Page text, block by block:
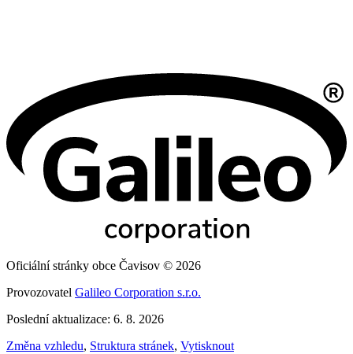
Oficiální stránky obce Čavisov © 2026
Provozovatel Galileo Corporation s.r.o.
Poslední aktualizace: 6. 8. 2026
Změna vzhledu, Struktura stránek, Vytisknout